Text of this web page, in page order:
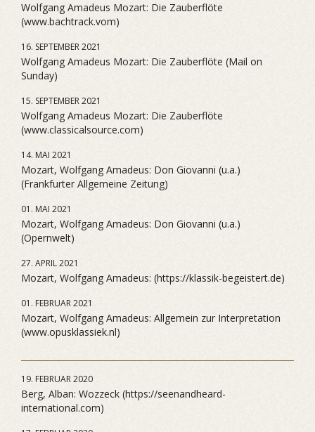
Wolfgang Amadeus Mozart: Die Zauberflöte
(www.bachtrack.vom)
16. SEPTEMBER 2021
Wolfgang Amadeus Mozart: Die Zauberflöte (Mail on
Sunday)
15. SEPTEMBER 2021
Wolfgang Amadeus Mozart: Die Zauberflöte
(www.classicalsource.com)
14. MAI 2021
Mozart, Wolfgang Amadeus: Don Giovanni (u.a.)
(Frankfurter Allgemeine Zeitung)
01. MAI 2021
Mozart, Wolfgang Amadeus: Don Giovanni (u.a.)
(Opernwelt)
27. APRIL 2021
Mozart, Wolfgang Amadeus: (https://klassik-begeistert.de)
01. FEBRUAR 2021
Mozart, Wolfgang Amadeus: Allgemein zur Interpretation
(www.opusklassiek.nl)
19. FEBRUAR 2020
Berg, Alban: Wozzeck (https://seenandheard-
international.com)